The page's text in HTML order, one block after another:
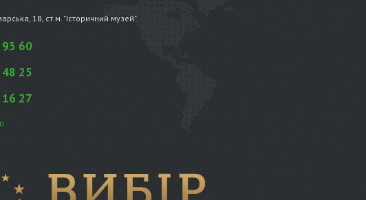
18, ст.м. "Історичний музей"
60
25
27